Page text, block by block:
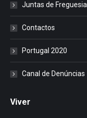
Juntas de Freguesia
Contactos
Portugal 2020
Canal de Denúncias
Viver